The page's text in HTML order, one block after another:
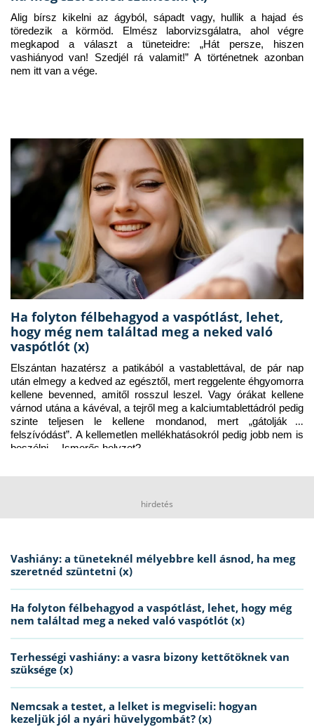
Alig bírsz kikelni az ágyból, sápadt vagy, hullik a hajad és
töredezik a körmöd. Elmész laborvizsgálatra, ahol végre
megkapod a választ a tüneteidre: „Hát persze, hiszen
vashiányod van! Szedjél rá valamit!” A történetnek azonban
nem itt van a vége.
Ha folyton félbehagyod a vaspótlást, lehet,
hogy még nem találtad meg a neked való
vaspótlót (x)
Elszántan hazatérsz a patikából a vastablettával, de pár nap
után elmegy a kedved az egésztől, mert reggelente éhgyomorra
kellene bevenned, amitől rosszul leszel. Vagy órákat kellene
várnod utána a kávéval, a tejről meg a kalciumtablettádról pedig
szinte teljesen le kellene mondanod, mert „gátolják a
felszívódást”. A kellemetlen mellékhatásokról pedig jobb nem is
beszélni… Ismerős helyzet?
hirdetés
Vashiány: a tüneteknél mélyebbre kell ásnod, ha meg
szeretnéd szüntetni (x)
Ha folyton félbehagyod a vaspótlást, lehet, hogy még
nem találtad meg a neked való vaspótlót (x)
Terhességi vashiány: a vasra bizony kettőtöknek van
szüksége (x)
Nemcsak a testet, a lelket is megviseli: hogyan
kezeljük jól a nyári hüvelygombát? (x)